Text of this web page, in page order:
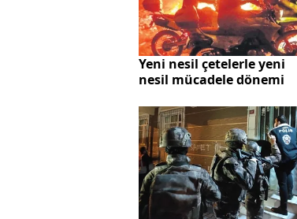
Yeni nesil çetelerle yeni
nesil mücadele dönemi